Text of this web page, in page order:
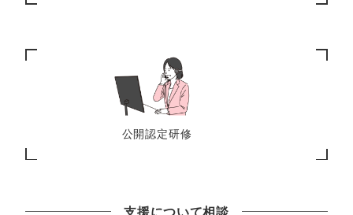
公開認定研修
支援について相談